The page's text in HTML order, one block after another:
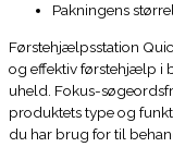
Pakningens
Førstehjælpsstation
og effektiv førstehjælp i
uheld. Fokus-
produktets type og
du har brug for til